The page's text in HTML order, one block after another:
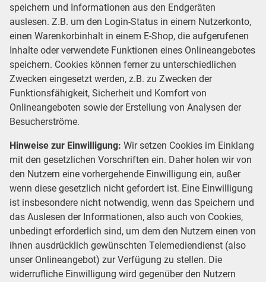
speichern und Informationen aus den Endgeräten
auslesen. Z.B. um den Login-Status in einem Nutzerkonto,
einen Warenkorbinhalt in einem E-Shop, die aufgerufenen
Inhalte oder verwendete Funktionen eines Onlineangebotes
speichern. Cookies können ferner zu unterschiedlichen
Zwecken eingesetzt werden, z.B. zu Zwecken der
Funktionsfähigkeit, Sicherheit und Komfort von
Onlineangeboten sowie der Erstellung von Analysen der
Besucherströme.
Hinweise zur Einwilligung: Wir setzen Cookies im Einklang
mit den gesetzlichen Vorschriften ein. Daher holen wir von
den Nutzern eine vorhergehende Einwilligung ein, außer
wenn diese gesetzlich nicht gefordert ist. Eine Einwilligung
ist insbesondere nicht notwendig, wenn das Speichern und
das Auslesen der Informationen, also auch von Cookies,
unbedingt erforderlich sind, um dem den Nutzern einen von
ihnen ausdrücklich gewünschten Telemediendienst (also
unser Onlineangebot) zur Verfügung zu stellen. Die
widerrufliche Einwilligung wird gegenüber den Nutzern